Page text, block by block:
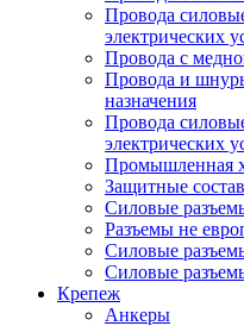
Провода
электрических
Провода с
Провода и
назначения
Провода
электрических
Промышленная
Защитные
Силовые
Разъемы не
Силовые
Силовые
Крепеж
Анкеры